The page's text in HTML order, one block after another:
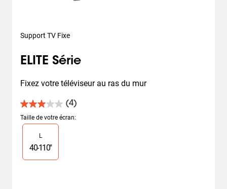
Support TV Fixe
ELITE Série
Fixez votre téléviseur au ras du mur
(4)
3.0
sur
5
étoiles.
avis
Taille de votre écran:
Slide 1 of 1
L
40-110"